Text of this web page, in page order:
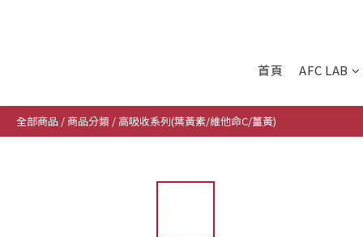
首頁 AFC LAB
全部商品 /商品分類 /高吸收系列(葉黃素/維他命C/薑黃)